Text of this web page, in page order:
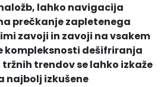
lahko navigacija
prečkanje zapletenega
zavoji in zavoji na vsakem
kompleksnosti dešifriranja
trendov se lahko izkaže
najbolj izkušene